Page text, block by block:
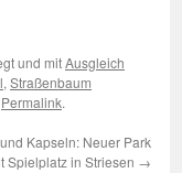
und mitAusgleich
, Straßenbaum
Permalink.
Kapseln: Neuer Park
Spielplatz in Striesen →